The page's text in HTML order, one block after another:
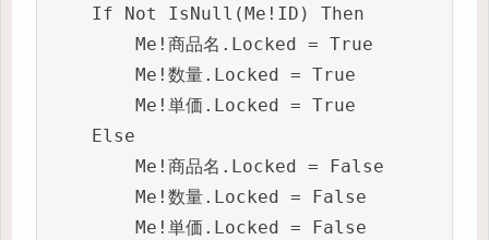
    If Not IsNull(Me!ID) Then
        Me!商品名.Locked = True
        Me!数量.Locked = True
        Me!単価.Locked = True
    Else
        Me!商品名.Locked = False
        Me!数量.Locked = False
        Me!単価.Locked = False